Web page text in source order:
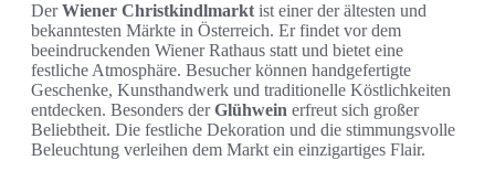
DerWiener Christkindlmarkt ist einer der ältesten und
bekanntesten Märkte in Österreich. Er findet vor dem
beeindruckenden Wiener Rathaus statt und bietet eine
festliche Atmosphäre. Besucher können handgefertigte
Geschenke, Kunsthandwerk und traditionelle Köstlichkeiten
entdecken. Besonders derGlühwein erfreut sich großer
Beliebtheit. Die festliche Dekoration und die stimmungsvolle
Beleuchtung verleihen dem Markt ein einzigartiges Flair.